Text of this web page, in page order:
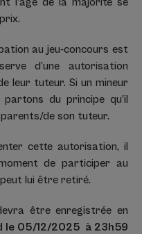
au jeu-concours est
d’une autorisation
leur tuteur. Si un mineur
du principe qu’il
de son tuteur.
cette autorisation, il
de participer au
lui être retiré.
être enregistrée en
le 05/12/2025 à 23h59